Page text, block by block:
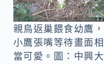
親鳥返巢餵食幼鷹，
小鷹張嘴等待畫面相
當可愛。圖：中興大